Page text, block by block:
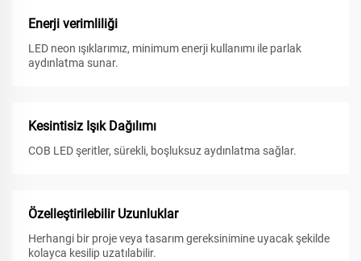
Enerji verimliliği
LED neon ışıklarımız, minimum enerji kullanımı ile parlak
aydınlatma sunar.
Kesintisiz Işık Dağılımı
COB LED şeritler, sürekli, boşluksuz aydınlatma sağlar.
Özelleştirilebilir Uzunluklar
Herhangi bir proje veya tasarım gereksinimine uyacak şekilde
kolayca kesilip uzatılabilir.